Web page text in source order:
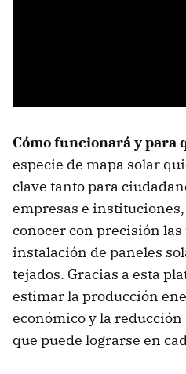
Cómo funcionará y para
especie de mapa solar
clave tanto para
empresas e
conocer con precisión
instalación de paneles
tejados. Gracias a esta
estimar la producción
económico y la reducción
que puede lograrse en